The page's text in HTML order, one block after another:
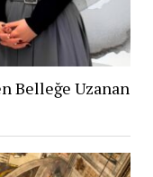
Belleğe Uzanan